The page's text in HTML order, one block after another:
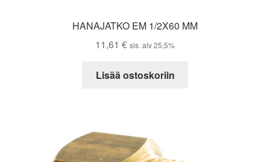
HANAJATKO EM 1/2X60 MM
11,61 € sis. alv 25,5%
Lisää ostoskoriin